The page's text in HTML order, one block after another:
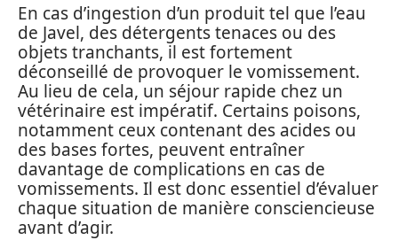
En cas d’ingestion d’un produit tel que l’eau
de Javel, des détergents tenaces ou des
objets tranchants, il est fortement
déconseillé de provoquer le vomissement.
Au lieu de cela, un séjour rapide chez un
vétérinaire est impératif. Certains poisons,
notamment ceux contenant des acides ou
des bases fortes, peuvent entraîner
davantage de complications en cas de
vomissements. Il est donc essentiel d’évaluer
chaque situation de manière consciencieuse
avant d’agir.